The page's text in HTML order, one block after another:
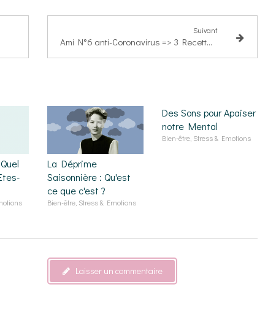
Suivant
Ami N°6 anti-Coronavirus => 3 Recettes anti-blues !
La Déprime
Saisonnière : Qu'est
ce que c'est ?
Bien-être, Stress & Emotions
Des Sons pour Apaiser
notre Mental
Bien-être, Stress & Emotions
Laisser un commentaire